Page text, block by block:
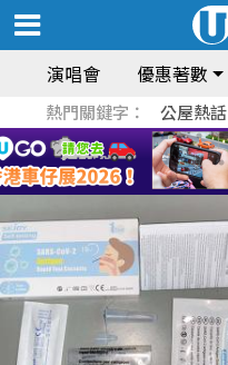
演唱會 優惠著數
熱門關鍵字： 公屋熱話